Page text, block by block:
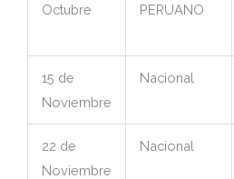
Octubre
PERUANO
15 de
Noviembre
Nacional
22 de
Noviembre
Nacional